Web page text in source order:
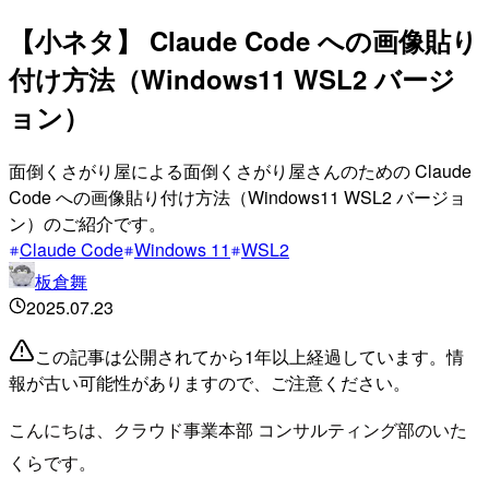
【小ネタ】 Claude Code への画像貼り
付け方法（Windows11 WSL2 バージ
ョン）
面倒くさがり屋による面倒くさがり屋さんのための Claude
Code への画像貼り付け方法（Windows11 WSL2 バージョ
ン）のご紹介です。
Claude Code Windows 11 WSL2
板倉舞
2025.07.23
この記事は公開されてから1年以上経過しています。情
報が古い可能性がありますので、ご注意ください。
こんにちは、クラウド事業本部 コンサルティング部のいた
くらです。